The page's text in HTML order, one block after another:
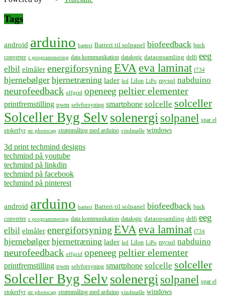
Tags
android arduino batteri Batteri til solpanel biofeedback buck
converter c programmering data kommunikation datalogic dataopsamling delfi eeg
elbil elmåler energiforsyning EVA eva laminat f734
hjernebølger hjernetræning lader led LiIon LiPo mysql nabduino
neurofeedback offgrid openeeg peltier elementer
printfremstilling pwm selvforsyning smartphone solcelle solceller
Solceller Byg Selvsolenergisolpanel spar el
stokerfyr str photocap strømmåling med arduino vindmølle windows
3d print techmind designs
techmind på youtube
techmind på linkdin
techmind på facebook
techmind på pinterest
android arduino batteri Batteri til solpanel biofeedback buck
converter c programmering data kommunikation datalogic dataopsamling delfi eeg
elbil elmåler energiforsyning EVA eva laminat f734
hjernebølger hjernetræning lader led LiIon LiPo mysql nabduino
neurofeedback offgrid openeeg peltier elementer
printfremstilling pwm selvforsyning smartphone solcelle solceller
Solceller Byg Selvsolenergisolpanel spar el
stokerfyr str photocap strømmåling med arduino vindmølle windows